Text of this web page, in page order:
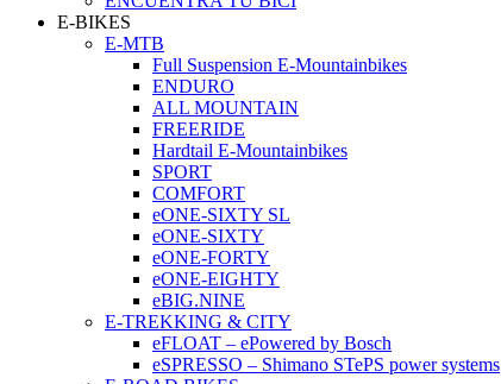
E-BIKES
E-MTB
Full Suspension E-Mountainbikes
ENDURO
ALL MOUNTAIN
FREERIDE
Hardtail E-Mountainbikes
SPORT
COMFORT
eONE-SIXTY SL
eONE-SIXTY
eONE-FORTY
eONE-EIGHTY
eBIG.NINE
E-TREKKING & CITY
eFLOAT – ePowered by Bosch
eSPRESSO – Shimano STePS power systems